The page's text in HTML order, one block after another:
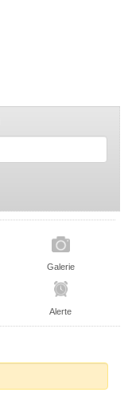
Galerie
Alerte